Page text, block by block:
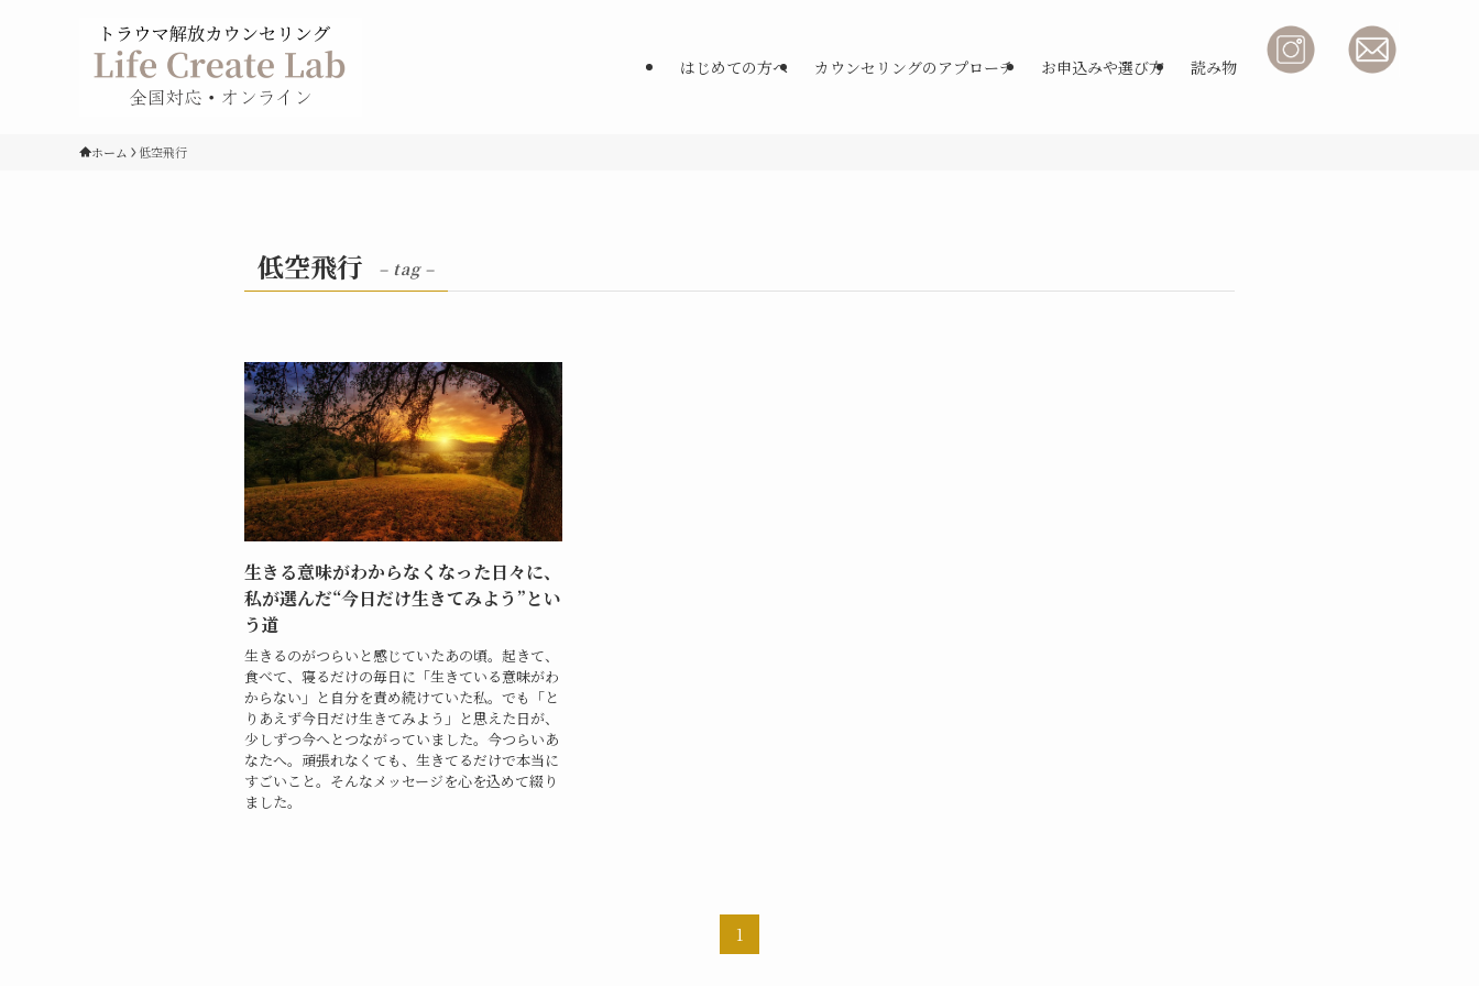
はじめての方へ カウンセリングのアプローチ お申込みや選び方 読み物
ホーム 低空飛行
低空飛行 – tag –
生きる意味がわからなくなった日々に、
私が選んだ“今日だけ生きてみよう”とい
う道
生きるのがつらいと感じていたあの頃。起きて、
食べて、寝るだけの毎日に「生きている意味がわ
からない」と自分を責め続けていた私。でも「と
りあえず今日だけ生きてみよう」と思えた日が、
少しずつ今へとつながっていました。今つらいあ
なたへ。頑張れなくても、生きてるだけで本当に
すごいこと。そんなメッセージを心を込めて綴り
ました。
1